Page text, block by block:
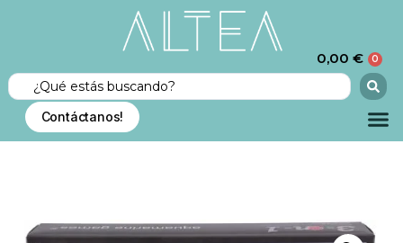
0,00 € 0
Contáctanos!